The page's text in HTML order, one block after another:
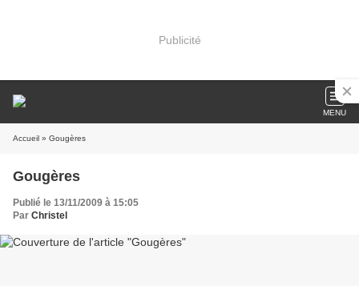
Publicité
MENU
Accueil » Gougères
Gougères
Publié le 13/11/2009 à 15:05
Par Christel